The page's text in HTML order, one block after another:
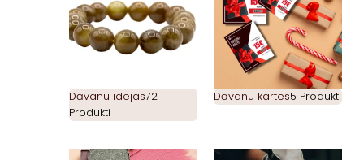
Dāvanu idejas72
Produkti
Dāvanu kartes5 Produkti